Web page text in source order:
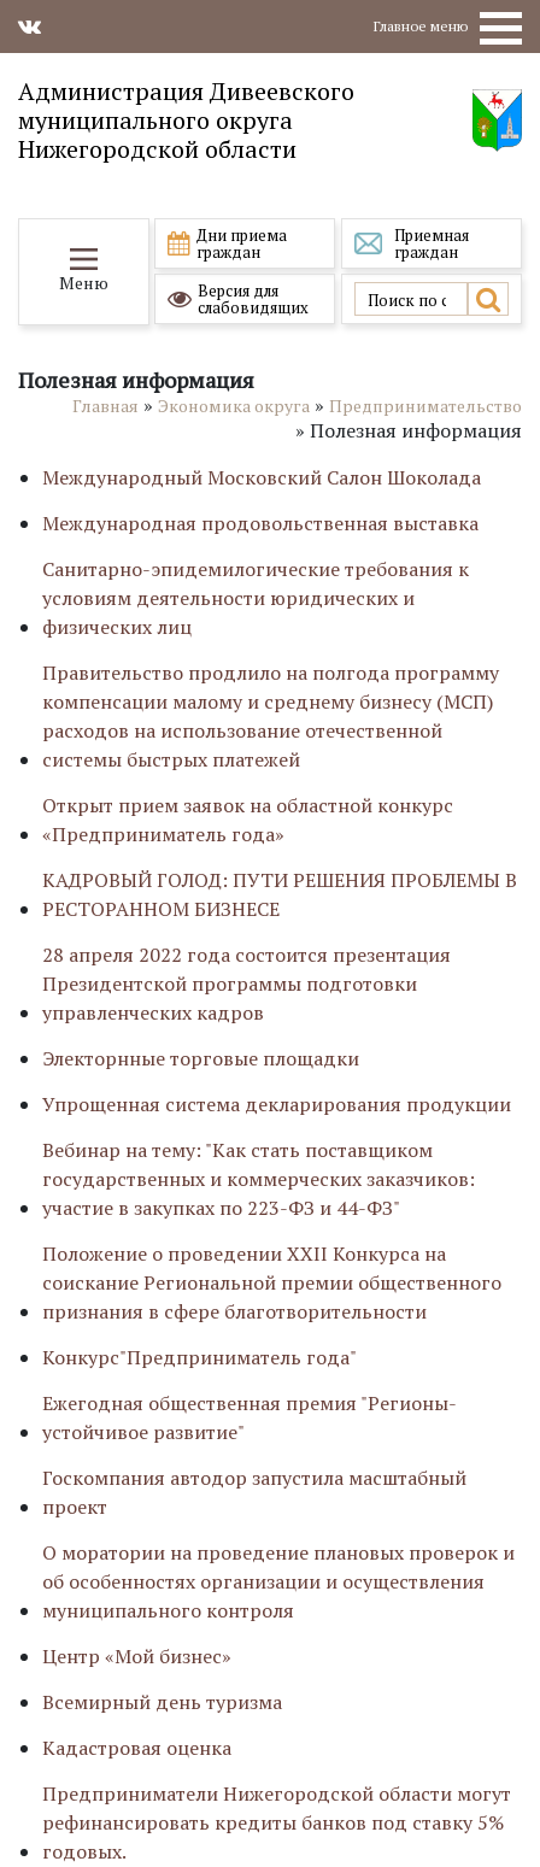
Главное меню
Администрация Дивеевского
муниципального округа
Нижегородской области
Меню
Дни приема
граждан
Приемная
граждан
Версия для
слабовидящих
Полезная информация
Главная » Экономика округа » Предпринимательство
» Полезная информация
Международный Московский Салон Шоколада
Международная продовольственная выставка
Санитарно-эпидемилогические требования к
условиям деятельности юридических и
физических лиц
Правительство продлило на полгода программу
компенсации малому и среднему бизнесу (МСП)
расходов на использование отечественной
системы быстрых платежей
Открыт прием заявок на областной конкурс
«Предприниматель года»
КАДРОВЫЙ ГОЛОД: ПУТИ РЕШЕНИЯ ПРОБЛЕМЫ В
РЕСТОРАННОМ БИЗНЕСЕ
28 апреля 2022 года состоится презентация
Президентской программы подготовки
управленческих кадров
Электорнные торговые площадки
Упрощенная система декларирования продукции
Вебинар на тему: "Как стать поставщиком
государственных и коммерческих заказчиков:
участие в закупках по 223-ФЗ и 44-ФЗ"
Положение о проведении XXII Конкурса на
соискание Региональной премии общественного
признания в сфере благотворительности
Конкурс"Предприниматель года"
Ежегодная общественная премия "Регионы-
устойчивое развитие"
Госкомпания автодор запустила масштабный
проект
О моратории на проведение плановых проверок и
об особенностях организации и осуществления
муниципального контроля
Центр «Мой бизнес»
Всемирный день туризма
Кадастровая оценка
Предприниматели Нижегородской области могут
рефинансировать кредиты банков под ставку 5%
годовых.